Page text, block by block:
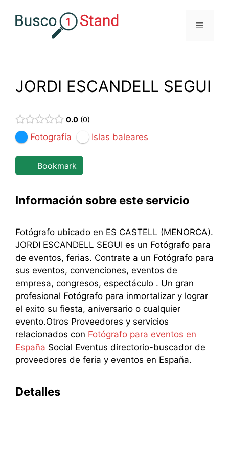
Menú
JORDI ESCANDELL SEGUI
0.0 0
Fotografía Islas baleares
Bookmark
Información sobre este servicio
Fotógrafo ubicado en ES CASTELL (MENORCA).
JORDI ESCANDELL SEGUI es un Fotógrafo para
de eventos, ferias. Contrate a un Fotógrafo para
sus eventos, convenciones, eventos de
empresa, congresos, espectáculo . Un gran
profesional Fotógrafo para inmortalizar y lograr
el exito su fiesta, aniversario o cualquier
evento.Otros Proveedores y servicios
relacionados con Fotógrafo para eventos en
España Social Eventus directorio-buscador de
proveedores de feria y eventos en España.
Detalles